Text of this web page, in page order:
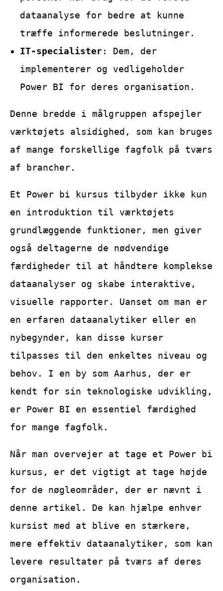
dataanalyse for bedre at kunne
træffe informerede beslutninger.
IT-specialister: Dem, der
implementerer og vedligeholder
Power BI for deres organisation.
Denne bredde i målgruppen afspejler
værktøjets alsidighed, som kan bruges
af mange forskellige fagfolk på tværs
af brancher.
Et Power bi kursus tilbyder ikke kun
en introduktion til værktøjets
grundlæggende funktioner, men giver
også deltagerne de nødvendige
færdigheder til at håndtere komplekse
dataanalyser og skabe interaktive,
visuelle rapporter. Uanset om man er
en erfaren dataanalytiker eller en
nybegynder, kan disse kurser
tilpasses til den enkeltes niveau og
behov. I en by som Aarhus, der er
kendt for sin teknologiske udvikling,
er Power BI en essentiel færdighed
for mange fagfolk.
Når man overvejer at tage et Power bi
kursus, er det vigtigt at tage højde
for de nøgleområder, der er nævnt i
denne artikel. De kan hjælpe enhver
kursist med at blive en stærkere,
mere effektiv dataanalytiker, som kan
levere resultater på tværs af deres
organisation.